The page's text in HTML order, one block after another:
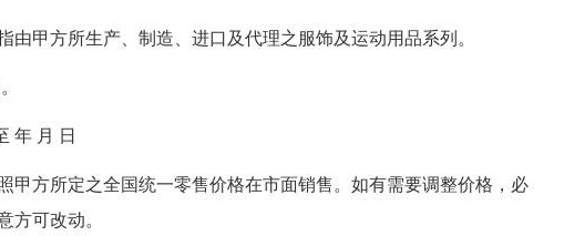
由甲方所生产、制造、进口及代理之服饰及运动用品系列。
年 月 日
甲方所定之全国统一零售价格在市面销售。如有需要调整价格，必
方可改动。